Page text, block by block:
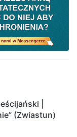
|
(Zwiastun)